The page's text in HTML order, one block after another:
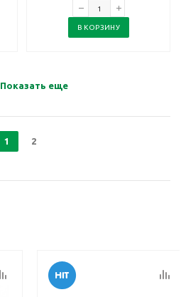
В КОРЗИНУ
Показать еще
1 2